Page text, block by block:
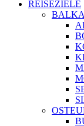
REISEZIELE